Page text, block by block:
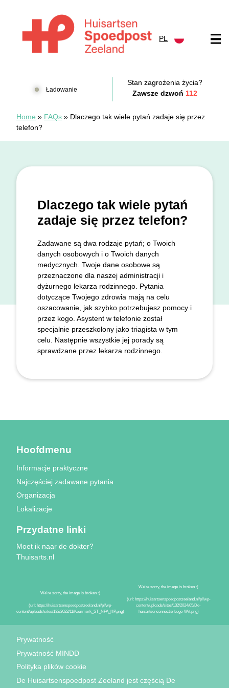
PL
Ładowanie
Stan zagrożenia życia?
Zawsze dzwoń112
Home » FAQs » Dlaczego tak wiele pytań zadaje się przez
telefon?
Dlaczego tak wiele pytań
zadaje się przez telefon?
Zadawane są dwa rodzaje pytań; o Twoich
danych osobowych i o Twoich danych
medycznych. Twoje dane osobowe są
przeznaczone dla naszej administracji i
dyżurnego lekarza rodzinnego. Pytania
dotyczące Twojego zdrowia mają na celu
oszacowanie, jak szybko potrzebujesz pomocy i
przez kogo. Asystent w telefonie został
specjalnie przeszkolony jako triagista w tym
celu. Następnie wszystkie jej porady są
sprawdzane przez lekarza rodzinnego.
Hoofdmenu
Informacje praktyczne
Najczęściej zadawane pytania
Organizacja
Lokalizacje
Przydatne linki
Moet ik naar de dokter?
Thuisarts.nl
Prywatność
Prywatność MINDD
Polityka plików cookie
De Huisartsenspoedpost Zeeland jest częścią De